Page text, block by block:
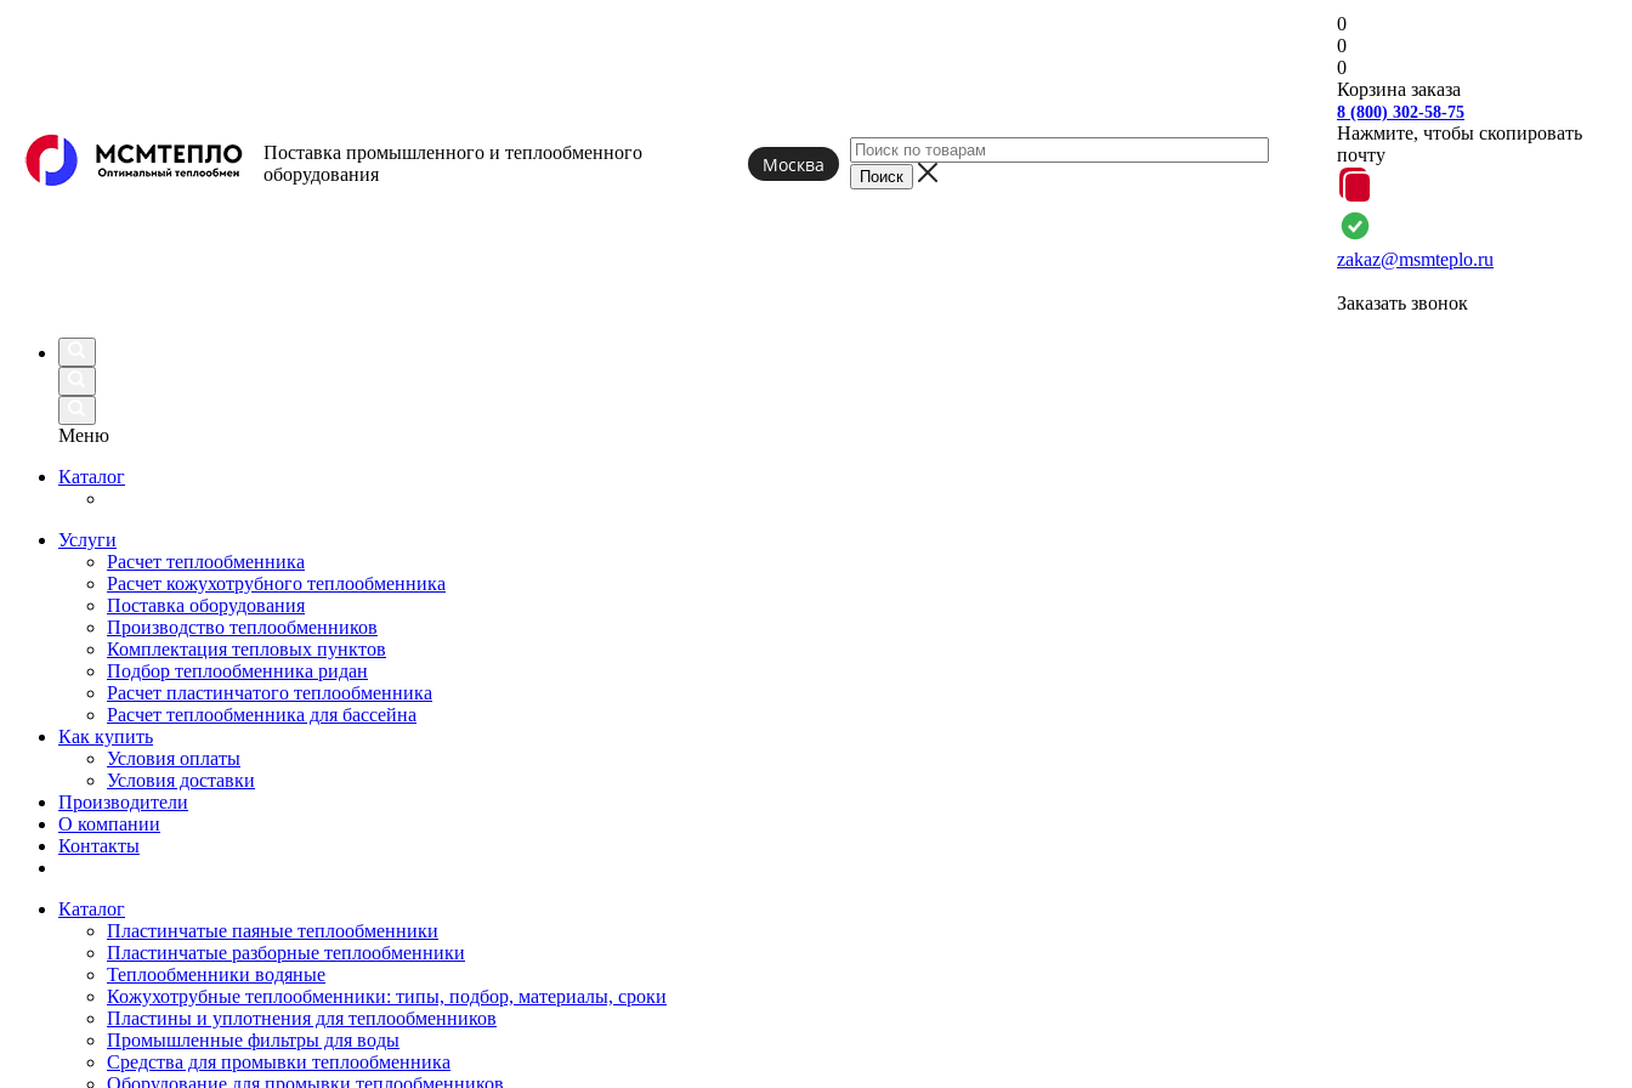
Поставка промышленного и теплообменного
оборудования
Москва
0
0
0
Корзина заказа
8 (800) 302-58-75
Нажмите, чтобы скопировать
почту
zakaz@msmteplo.ru
Заказать звонок
Меню
Каталог
Услуги
Расчет теплообменника
Расчет кожухотрубного теплообменника
Поставка оборудования
Производство теплообменников
Комплектация тепловых пунктов
Подбор теплообменника ридан
Расчет пластинчатого теплообменника
Расчет теплообменника для бассейна
Как купить
Условия оплаты
Условия доставки
Производители
О компании
Контакты
Каталог
Пластинчатые паяные теплообменники
Пластинчатые разборные теплообменники
Теплообменники водяные
Кожухотрубные теплообменники: типы, подбор, материалы, сроки
Пластины и уплотнения для теплообменников
Промышленные фильтры для воды
Средства для промывки теплообменника
Оборудование для промывки теплообменников